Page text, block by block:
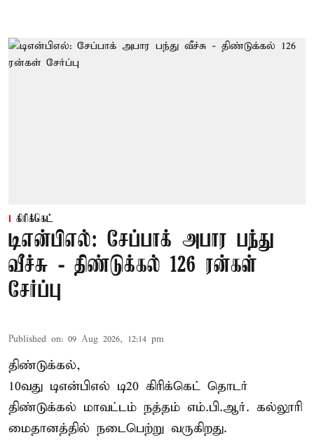
கிரிக்கெட்
டிஎன்பிஎல்: சேப்பாக் அபார பந்து
வீச்சு - திண்டுக்கல் 126 ரன்கள்
சேர்ப்பு
Published on: 09 Aug 2026, 12:14 pm
திண்டுக்கல்,
10வது டிஎன்பிஎல் டி20 கிரிக்கெட் தொடர்
திண்டுக்கல் மாவட்டம் நத்தம் எம்.பி.ஆர். கல்லூரி
மைதானத்தில் நடைபெற்று வருகிறது.